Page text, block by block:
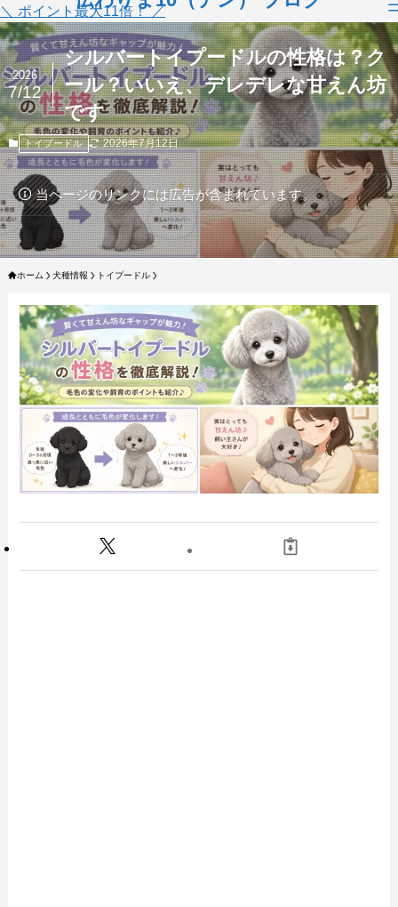
＼ ポイント最大11倍！ ／
シルバートイプードルの性格は？ク
ール？いいえ、デレデレな甘えん坊
です
2026
7/12
トイプードル 2026年7月12日
当ページのリンクには広告が含まれています。
ホーム 犬種情報 トイプードル